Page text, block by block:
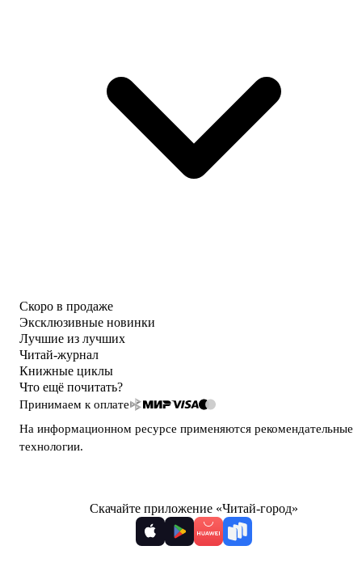
Скоро в продаже
Эксклюзивные новинки
Лучшие из лучших
Читай-журнал
Книжные циклы
Что ещё почитать?
Принимаем к оплате
На информационном ресурсе применяются рекомендательные
технологии.
Скачайте приложение «Читай-город»